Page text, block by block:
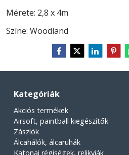
Mérete: 2,8 x 4m
Színe: Woodland
Kategóriák
Akciós termékek
Airsoft, paintball kiegészítők
Zászlók
Álcahálók, álcaruhák
Katonai régiségek, relikviák